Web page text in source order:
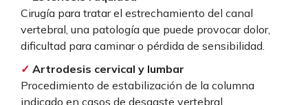
Cirugía para tratar el estrechamiento del canal
vertebral, una patología que puede provocar dolor,
dificultad para caminar o pérdida de sensibilidad.
✓ Artrodesis cervical y lumbar
Procedimiento de estabilización de la columna
indicado en casos de desgaste vertebral,